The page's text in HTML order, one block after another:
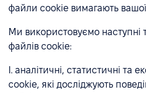
файли cookie вимагають
Ми використовуємо наступні
файлів cookie:
I. аналітичні, статистичні та
cookie, які досліджують